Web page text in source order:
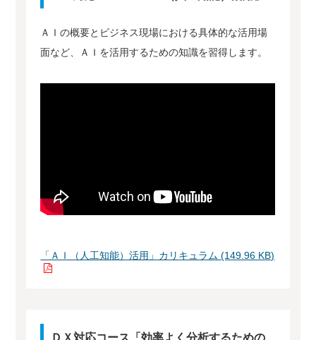
ＡＩの概要とビジネス現場における具体的な活用場
面など、ＡＩを活用するための知識を習得します。
「ＡＩ（人工知能）活用」カリキュラム (149.96 KB)
ＤＸ対応コース「効率よく分析するための